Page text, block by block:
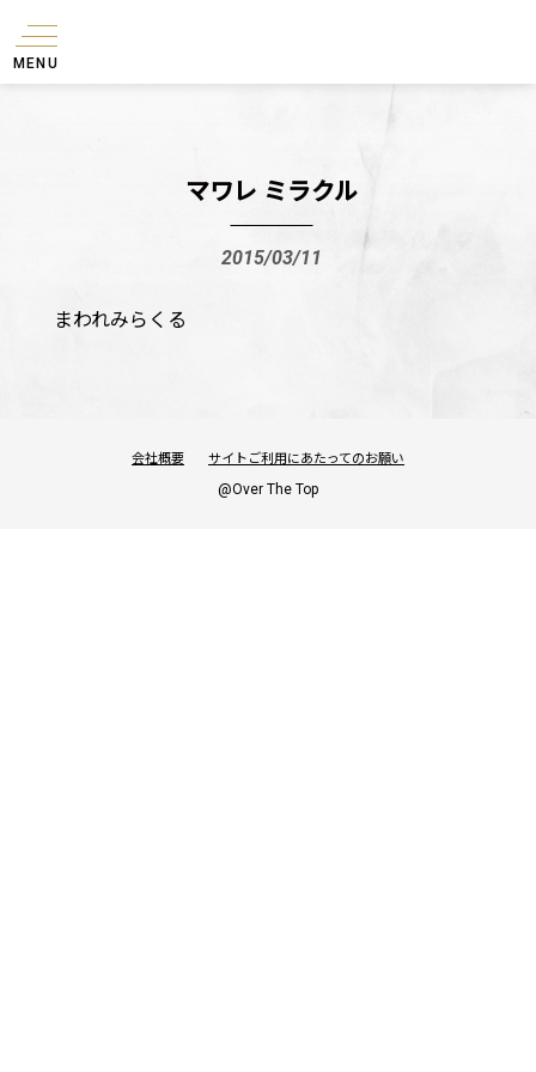
MENU
マワレ ミラクル
2015/03/11
まわれみらくる
会社概要 サイトご利用にあたってのお願い
@Over The Top